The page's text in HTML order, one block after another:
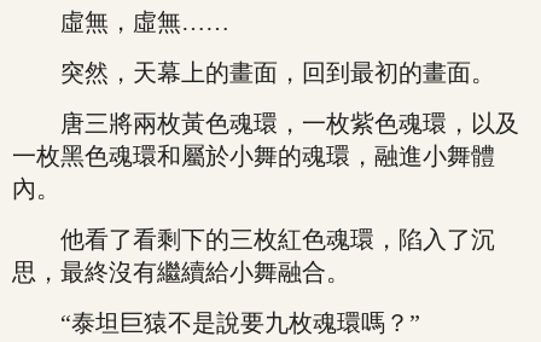
虛無，虛無……
突然，天幕上的畫面，回到最初的畫面。
唐三將兩枚黃色魂環，一枚紫色魂環，以及
一枚黑色魂環和屬於小舞的魂環，融進小舞體
內。
他看了看剩下的三枚紅色魂環，陷入了沉
思，最終沒有繼續給小舞融合。
“泰坦巨猿不是說要九枚魂環嗎？”